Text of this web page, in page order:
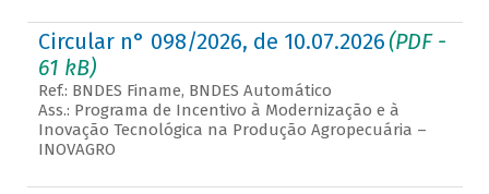
Circular n° 098/2026, de 10.07.2026(PDF -
61 kB)
Ref.: BNDES Finame, BNDES Automático
Ass.: Programa de Incentivo à Modernização e à
Inovação Tecnológica na Produção Agropecuária –
INOVAGRO